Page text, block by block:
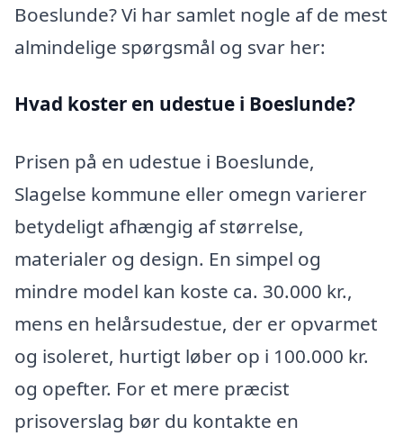
Boeslunde? Vi har samlet nogle af de mest
almindelige spørgsmål og svar her:
Hvad koster en udestue i Boeslunde?
Prisen på en udestue i Boeslunde,
Slagelse kommune eller omegn varierer
betydeligt afhængig af størrelse,
materialer og design. En simpel og
mindre model kan koste ca. 30.000 kr.,
mens en helårsudestue, der er opvarmet
og isoleret, hurtigt løber op i 100.000 kr.
og opefter. For et mere præcist
prisoverslag bør du kontakte en